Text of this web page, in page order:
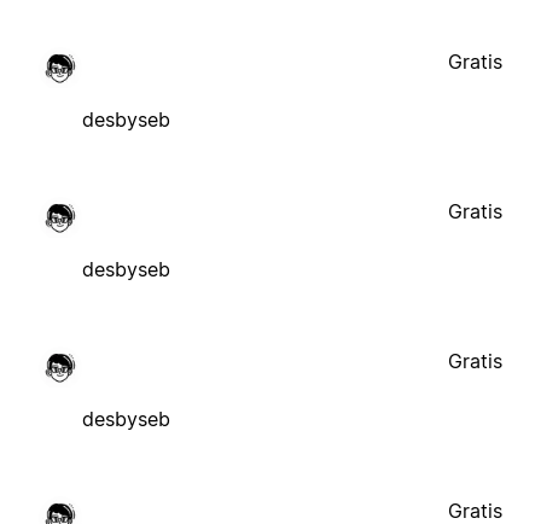
desbyseb
Gratis
desbyseb
Gratis
desbyseb
Gratis
Gratis